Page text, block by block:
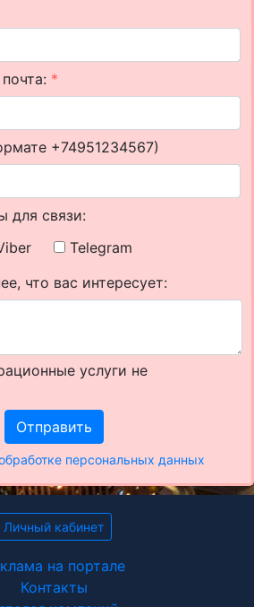
*
+74951234567)
для связи:
Telegram
что вас интересует:
услуги не
Отправить
персональных данных
Личный кабинет
на портале
Контакты